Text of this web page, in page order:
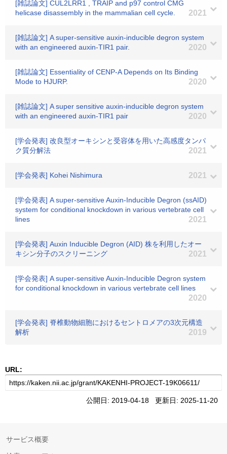
[雑誌論文] CUL2LRR1 , TRAIP and p97 control CMG
helicase disassembly in the mammalian cell cycle.
2021
[雑誌論文] A super-sensitive auxin-inducible degron system
with an engineered auxin-TIR1 pair.
2020
[雑誌論文] Essentiality of CENP-A Depends on Its Binding
Mode to HJURP.
2020
[雑誌論文] A super sensitive auxin-inducible degron system
with an engineered auxin-TIR1 pair
2020
[学会発表] 改良型オーキシンと受容体を用いた高感度タンパ
ク質分解法
2021
[学会発表] Kohei Nishimura 2021
[学会発表] A super-sensitive Auxin-Inducible Degron (ssAID)
system for conditional knockdown in various vertebrate cell
lines
2021
[学会発表] Auxin Inducible Degron (AID) 株を利用したオー
キシン分子のスクリーニング
2021
[学会発表] A super-sensitive Auxin-Inducible Degron system
for conditional knockdown in various vertebrate cell lines
2020
[学会発表] 脊椎動物細胞におけるセントロメアの3次元構造
解析
2019
URL:
公開日: 2019-04-18 更新日: 2025-11-20
サービス概要